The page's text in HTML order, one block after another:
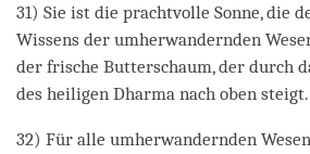
31) Sie ist die prachtvolle Sonne, die
Wissens der umherwandernden
der frische Butterschaum, der durch
des heiligen Dharma nach oben steigt.
32) Für alle umherwandernden